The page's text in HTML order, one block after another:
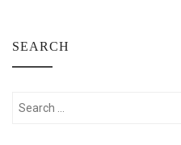
SEARCH
Search